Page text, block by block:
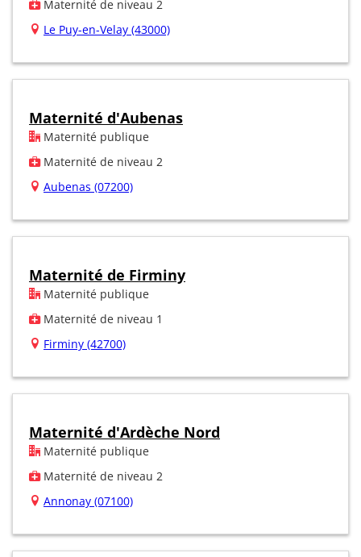
Maternité de niveau 2
Le Puy-en-Velay (43000)
Maternité d'Aubenas
Maternité publique
Maternité de niveau 2
Aubenas (07200)
Maternité de Firminy
Maternité publique
Maternité de niveau 1
Firminy (42700)
Maternité d'Ardèche Nord
Maternité publique
Maternité de niveau 2
Annonay (07100)